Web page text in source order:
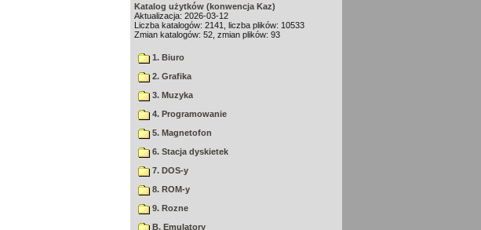
Katalog użytków (konwencja Kaz)
Aktualizacja: 2026-03-12
Liczba katalogów: 2141, liczba plików: 10533
Zmian katalogów: 52, zmian plików: 93
1. Biuro
2. Grafika
3. Muzyka
4. Programowanie
5. Magnetofon
6. Stacja dyskietek
7. DOS-y
8. ROM-y
9. Rozne
B. Emulatory